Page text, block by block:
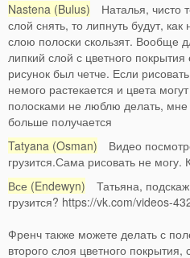
Nastena (Bulus) Наталья, чисто
слой снять, то липнуть будут,
слою полоски скользят. Вообще
липкий слой с цветного
рисунок был четче. Если
немого растекается и цвета
полосками не люблю делать, мне
больше получается
Tatyana (Osman) Видео
грузится.Сама рисовать не могу.
Все (Endewyn) Татьяна,
грузится? https://vk.com/videos-
Френч также можете делать с
второго слоя цветного